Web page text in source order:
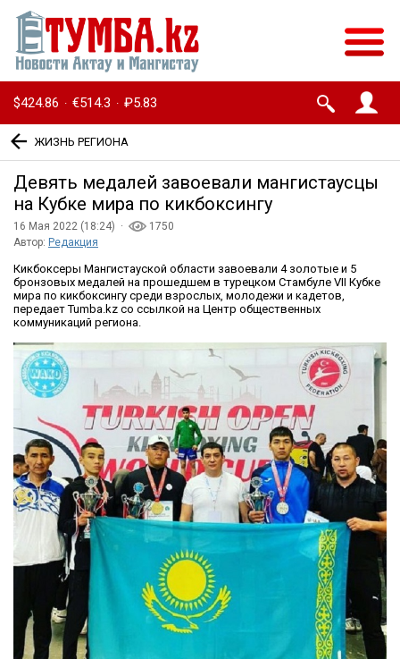
$424.86 · €514.3 · ₽5.83
ЖИЗНЬ РЕГИОНА
Девять медалей завоевали мангистаусцы
на Кубке мира по кикбоксингу
16 Мая 2022 (18:24) ·
1750
Автор: Редакция
Кикбоксеры Мангистауской области завоевали 4 золотые и 5
бронзовых медалей на прошедшем в турецком Стамбуле VII Кубке
мира по кикбоксингу среди взрослых, молодежи и кадетов,
передает Tumba.kz со ссылкой на Центр общественных
коммуникаций региона.